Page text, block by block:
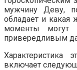
мужчину Деву,
обладает и
моменты могут
привередливым
Характеристика
включает